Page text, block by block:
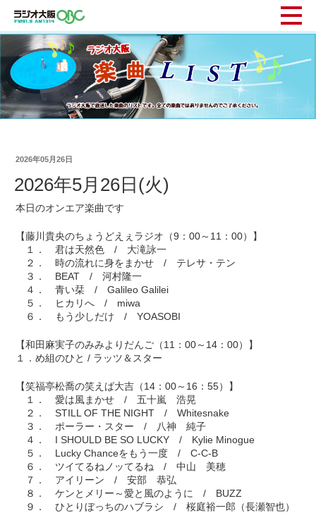
2026年05月26日
2026年5月26日(火)
本日のオンエア楽曲です
【藤川貴央のちょうどえぇラジオ（9：00～11：00）】
１． 君は天然色 / 大滝詠一
２． 時の流れに身をまかせ / テレサ・テン
３． BEAT / 河村隆一
４． 青い栞 / Galileo Galilei
５． ヒカリへ / miwa
６． もう少しだけ / YOASOBI
【和田麻実子のみみよりだんご（11：00～14：00）】
１．め組のひと / ラッツ＆スター
【笑福亭松喬の笑えば大吉（14：00～16：55）】
１． 愛は風まかせ / 五十嵐 浩晃
２． STILL OF THE NIGHT / Whitesnake
３． ポーラー・スター / 八神 純子
４． I SHOULD BE SO LUCKY / Kylie Minogue
５． Lucky Chanceをもう一度 / C-C-B
６． ツイてるねノッてるね / 中山 美穂
７． アイリーン / 安部 恭弘
８． ケンとメリー～愛と風のように / BUZZ
９． ひとりぼっちのハブラシ / 桜庭裕一郎（長瀬智也）